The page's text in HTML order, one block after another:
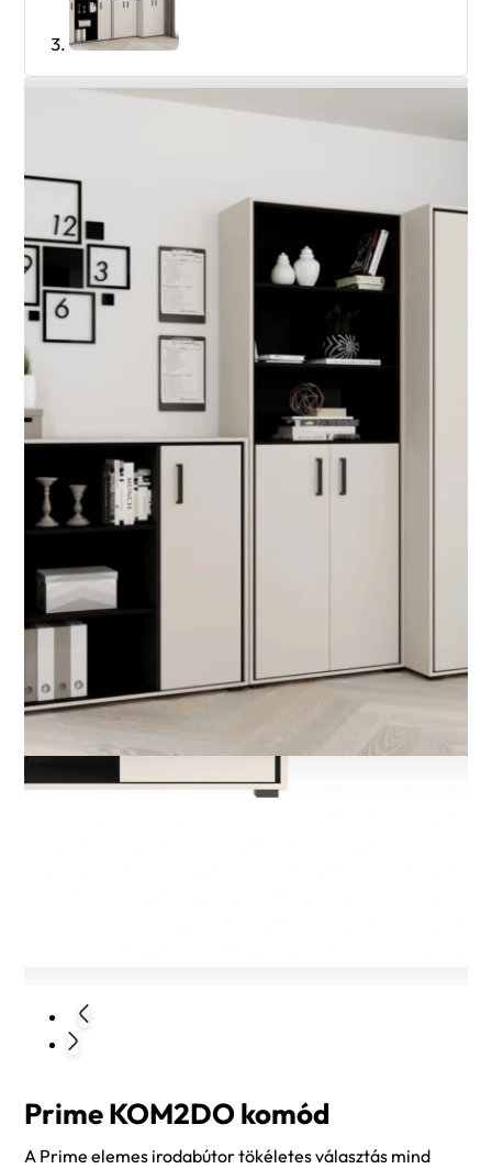
Prime KOM2DO komód
A Prime elemes irodabútor tökéletes választás mind